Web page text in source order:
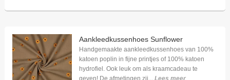
Aankleedkussenhoes Sunflower
Handgemaakte aankleedkussenhoes van 100%
katoen poplin in fijne printjes of 100% katoen
hydrofiel. Ook leuk om als kraamcadeau te
geven! De afmetingen zij... Lees meer